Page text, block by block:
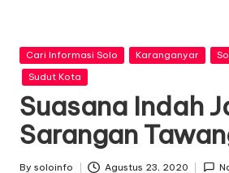
Posted
in
Cari Informasi Solo Karanganyar
Sudut Kota
Suasana Indah
Sarangan
By soloinfo Agustus 23, 2020